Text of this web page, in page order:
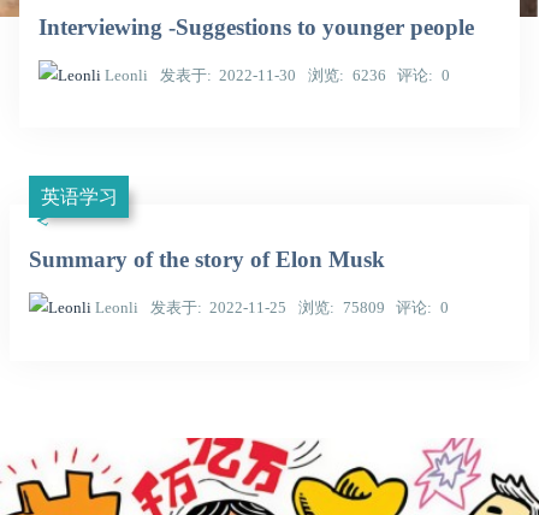
Interviewing -Suggestions to younger people
Leonli 发表于 2022-11-30 浏览 6236 评论 0
英语学习
Summary of the story of Elon Musk
Leonli 发表于 2022-11-25 浏览 75809 评论 0